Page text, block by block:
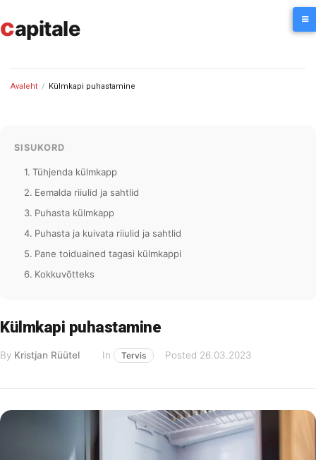
to
content
capitale
Avaleht / Külmkapi puhastamine
SISUKORD
Tühjenda külmkapp
Eemalda riiulid ja sahtlid
Puhasta külmkapp
Puhasta ja kuivata riiulid ja sahtlid
Pane toiduained tagasi külmkappi
Kokkuvõtteks
Külmkapi puhastamine
By Kristjan Rüütel In Tervis Posted 26.03.2023